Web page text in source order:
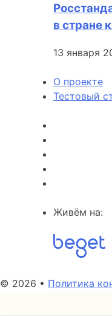
в стране
13 января
О проекте
Тестовый
Живём на:
© 2026 • Политика